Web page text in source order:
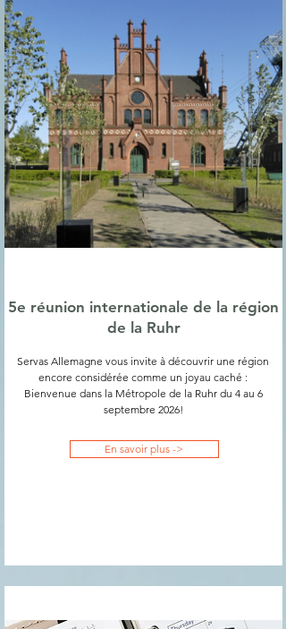
5e réunion internationale de la région
de la Ruhr
Servas Allemagne vous invite à découvrir une région
encore considérée comme un joyau caché :
Bienvenue dans la Métropole de la Ruhr du 4 au 6
septembre 2026!
En savoir plus ->